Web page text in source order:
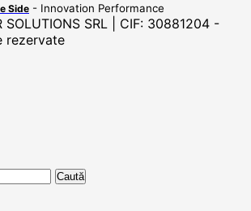
Side - Innovation Performance
SOLUTIONS SRL | CIF: 30881204 -
rezervate
Caută